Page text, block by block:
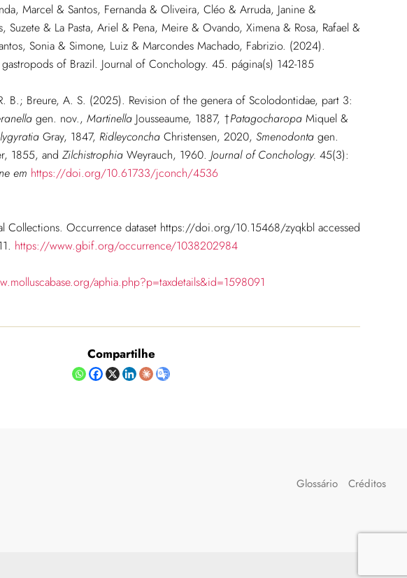
Marcel & Santos, Fernanda & Oliveira, Cléo & Arruda, Janine &
Suzete & La Pasta, Ariel & Pena, Meire & Ovando, Ximena & Rosa, Rafael &
Sonia & Simone, Luiz & Marcondes Machado, Fabrizio. (2024).
of Brazil. Journal of Conchology. 45. página(s) 142-185
B.; Breure, A. S. (2025). Revision of the genera of Scolodontidae, part 3:
gen. nov., MartinellaJousseaume, 1887, †PatagocharopaMiquel &
Gray, 1847, RidleyconchaChristensen, 2020, Smenodontagen.
1855, and ZilchistrophiaWeyrauch, 1960. Journal of Conchology. 45(3):
em https://doi.org/10.61733/jconch/4536
Collections. Occurrence dataset https://doi.org/10.15468/zyqkbl accessed
https://www.gbif.org/occurrence/1038202984
aphia.php?p=taxdetails&id=1598091
Compartilhe
Glossário Créditos